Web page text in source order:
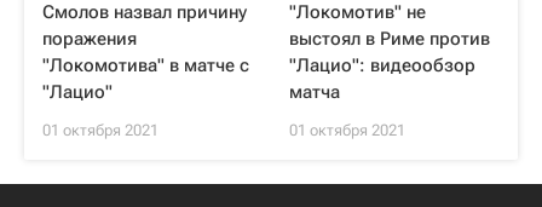
Смолов назвал причину
поражения
"Локомотива" в матче с
"Лацио"
01 октября 2021
"Локомотив" не
выстоял в Риме против
"Лацио": видеообзор
матча
01 октября 2021